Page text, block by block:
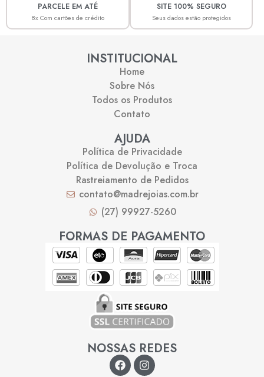
PARCELE EM ATÉ
8x Com cartões de crédito
SITE 100% SEGURO
Seus dados estão protegidos
INSTITUCIONAL
Home
Sobre Nós
Todos os Produtos
Contato
AJUDA
Política de Privacidade
Política de Devolução e Troca
Rastreiamento de Pedidos
contato@madrejoias.com.br
(27) 99927-5260
FORMAS DE PAGAMENTO
NOSSAS REDES